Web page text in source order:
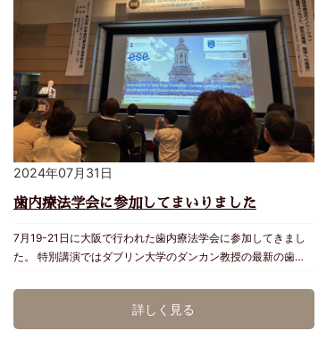
す。 参考動画：https://www.youtube.com/watch?
v=40QSyg5Hvik 院長 宮城
2024年07月31日
歯内療法学会に参加してまいりました
7月19-21日に大阪で行われた歯内療法学会に参加してきまし
た。 特別講演ではダブリン大学のダンカン教授の最新の歯髄
ックス等の生体親和性に優れる材料により歯髄保存の成功率が
上がっています。 個々の歯牙の状態により成功率は違い、全
てのう蝕で歯髄を保存出来るわけではありません。 歯が長持
詳しく見る